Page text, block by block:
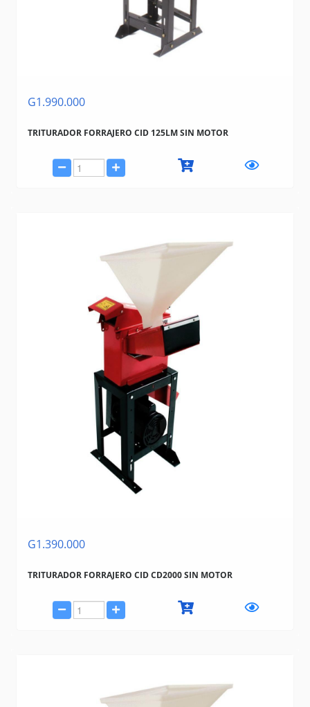
G1.990.000
TRITURADOR FORRAJERO CID 125LM SIN MOTOR
G1.390.000
TRITURADOR FORRAJERO CID CD2000 SIN MOTOR